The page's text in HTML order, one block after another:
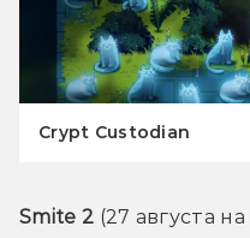
Crypt Custodian
Smite 2 (27 августа на